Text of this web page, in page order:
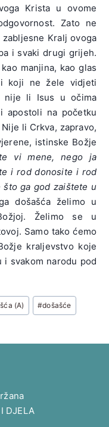
Krista u ovome
Zato ne
Kralj ovoga
i svaki drugi grijeh.
manjina, kao glas
koji ne žele vidjeti
nije li Isus u očima
apostoli na početku
li Crkva, zapravo,
istinske Božje
vi mene, nego ja
i rod donosite i rod
što ga god zaištete u
došašća želimo u
Želimo se u
Samo tako ćemo
kraljevstvo koje
i svakom narodu pod
(A) #došašće
DJELA